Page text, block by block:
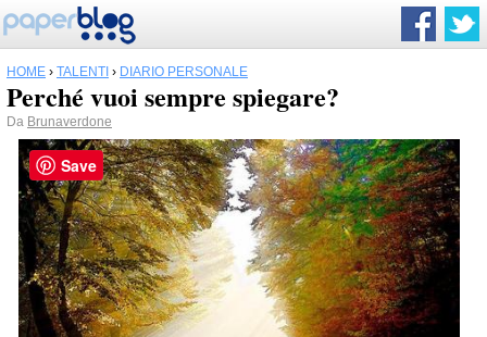
HOME › TALENTI › DIARIO PERSONALE
Perché vuoi sempre spiegare?
Da Brunaverdone
Save